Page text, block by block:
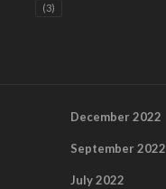
(3)
December 2022
September 2022
July 2022